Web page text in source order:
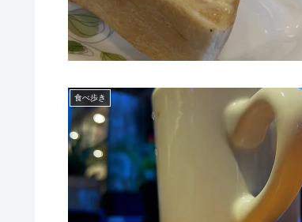
食べ歩き